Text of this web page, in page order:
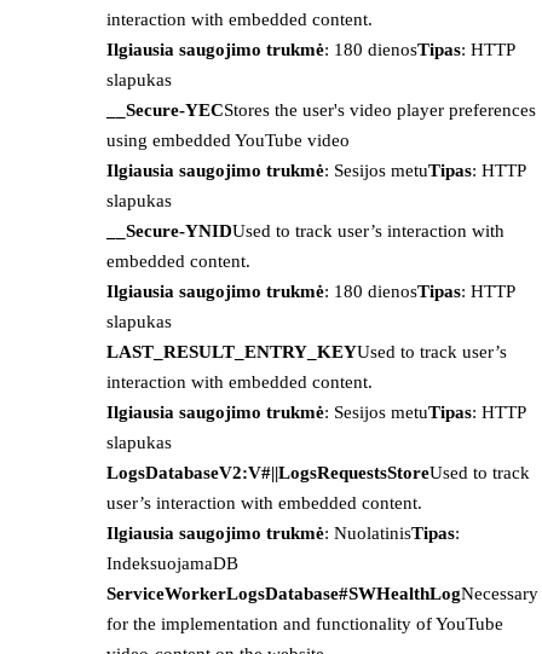
interaction with embedded content.
Ilgiausia saugojimo trukmė: 180 dienosTipas: HTTP
slapukas
__Secure-YECStores the user's video player preferences
using embedded YouTube video
Ilgiausia saugojimo trukmė: Sesijos metuTipas: HTTP
slapukas
__Secure-YNIDUsed to track user’s interaction with
embedded content.
Ilgiausia saugojimo trukmė: 180 dienosTipas: HTTP
slapukas
LAST_RESULT_ENTRY_KEYUsed to track user’s
interaction with embedded content.
Ilgiausia saugojimo trukmė: Sesijos metuTipas: HTTP
slapukas
LogsDatabaseV2:V#||LogsRequestsStoreUsed to track
user’s interaction with embedded content.
Ilgiausia saugojimo trukmė: NuolatinisTipas:
IndeksuojamaDB
ServiceWorkerLogsDatabase#SWHealthLogNecessary
for the implementation and functionality of YouTube